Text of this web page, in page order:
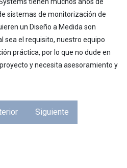
sistemas de monitorización de
un Diseño a Medida son
sea el requisito, nuestro equipo
práctica, por lo que no dude en
y necesita asesoramiento y
Siguiente